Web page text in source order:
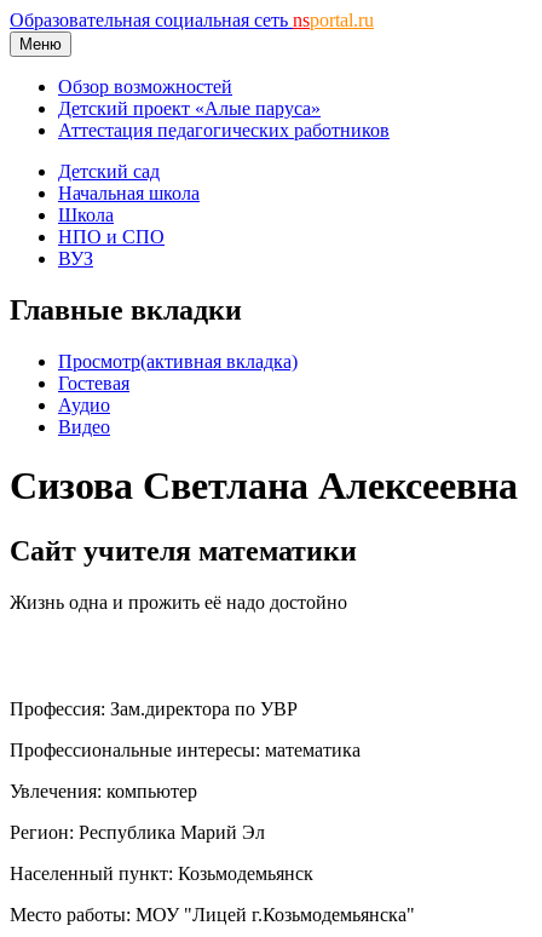
Образовательная социальная сеть nsportal.ru
Меню
Обзор возможностей
Детский проект «Алые паруса»
Аттестация педагогических работников
Детский сад
Начальная школа
Школа
НПО и СПО
ВУЗ
Главные вкладки
Просмотр(активная вкладка)
Гостевая
Аудио
Видео
Сизова Светлана Алексеевна
Сайт учителя математики
Жизнь одна и прожить её надо достойно
Профессия: Зам.директора по УВР
Профессиональные интересы: математика
Увлечения: компьютер
Регион: Республика Марий Эл
Населенный пункт: Козьмодемьянск
Место работы: МОУ "Лицей г.Козьмодемьянска"